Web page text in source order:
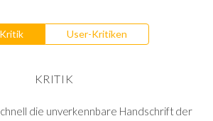
User-Kritiken
KRITIK
die unverkennbare Handschrift der